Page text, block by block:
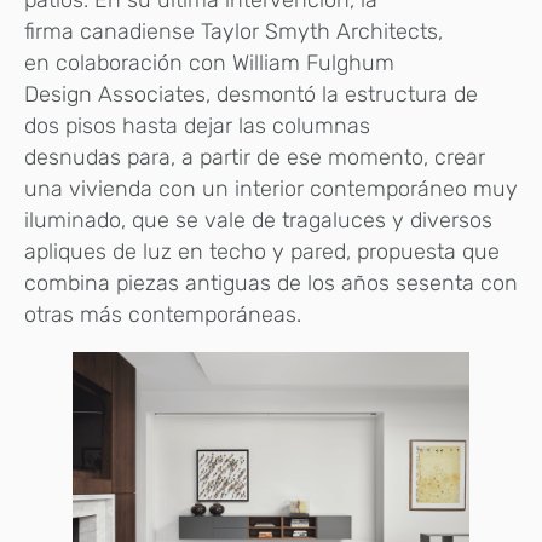
firma canadiense Taylor Smyth Architects,
en colaboración con William Fulghum
Design Associates, desmontó la estructura de
dos pisos hasta dejar las columnas
desnudas para, a partir de ese momento, crear
una vivienda con un interior contemporáneo muy
iluminado, que se vale de tragaluces y diversos
apliques de luz en techo y pared, propuesta que
combina piezas antiguas de los años sesenta con
otras más contemporáneas.